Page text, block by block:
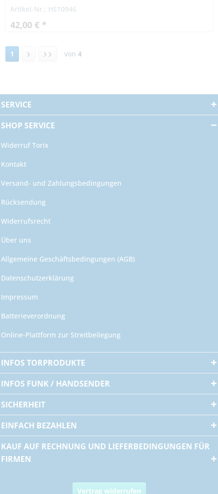
Rollingcodeverfahren ist hochsicher. Das Signal
variiert nach...
Artikel-Nr.: HS10946
42,00 € *
1 von 4
SERVICE
SHOP SERVICE
Widerruf Torix
Kontakt
Versand- und Zahlungsbedingungen
Rücksendung
Widerrufsrecht
Über uns
Allgemeine Geschäftsbedingungen (AGB)
Datenschutzerklärung
Impressum
Batterieverordnung
Online-Plattform zur Streitbeilegung
INFOS TORPRODUKTE
INFOS FUNK / HANDSENDER
SICHERHEIT
EINFACH BEZAHLEN
KAUF AUF RECHNUNG UND LIEFERBEDINGUNGEN FÜR
FIRMEN
Vertrag widerrufen